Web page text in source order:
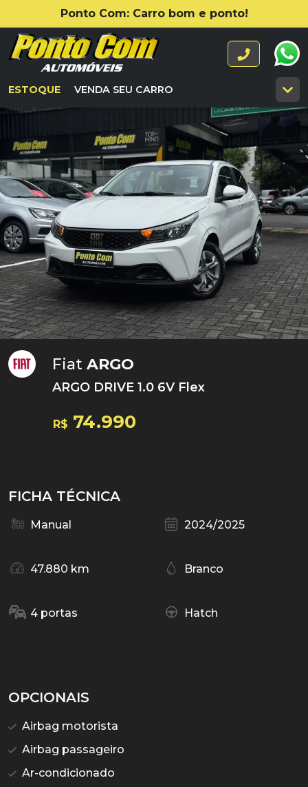
Ponto Com: Carro bom e ponto!
ESTOQUE VENDA SEU CARRO
Fiat ARGO
ARGO DRIVE 1.0 6V Flex
R$ 74.990
FICHA TÉCNICA
Manual 2024/2025
47.880 km Branco
4 portas Hatch
OPCIONAIS
Airbag motorista
Airbag passageiro
Ar-condicionado